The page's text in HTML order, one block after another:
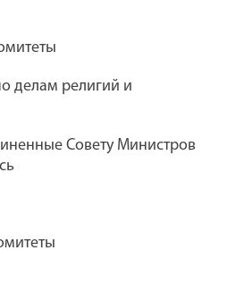
делам религий и
Совету Министров